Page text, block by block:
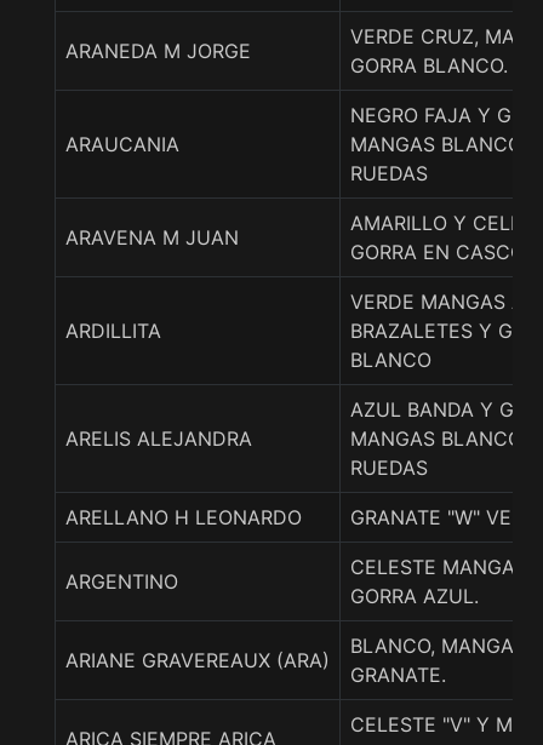
ARANEDA M JORGE
VERDE CRUZ,
GORRA BLANCO.
ARAUCANIA
NEGRO FAJA Y
MANGAS BLANCO
RUEDAS
ARAVENA M JUAN
AMARILLO Y
GORRA EN CASCOS.
ARDILLITA
VERDE MANGAS
BRAZALETES Y
BLANCO
ARELIS ALEJANDRA
AZUL BANDA Y
MANGAS BLANCO
RUEDAS
ARELLANO H LEONARDO GRANATE "W"
ARGENTINO
CELESTE MANGAS
GORRA AZUL.
ARIANE GRAVEREAUX (ARA)
BLANCO, MANGAS
GRANATE.
ARICA SIEMPRE ARICA
CELESTE "V" Y